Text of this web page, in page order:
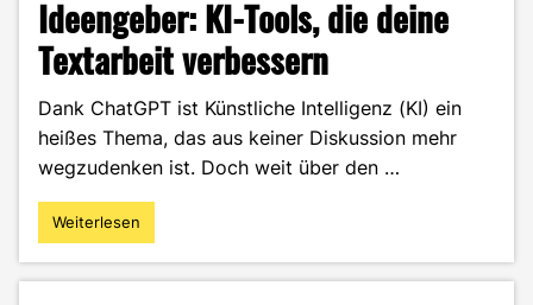
Ideengeber: KI-Tools, die deine
Textarbeit verbessern
Dank ChatGPT ist Künstliche Intelligenz (KI) ein
heißes Thema, das aus keiner Diskussion mehr
wegzudenken ist. Doch weit über den …
"Von
Grammatik-
Weiterlesen